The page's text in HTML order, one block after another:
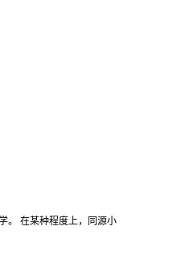
。 在某种程度上，同源小